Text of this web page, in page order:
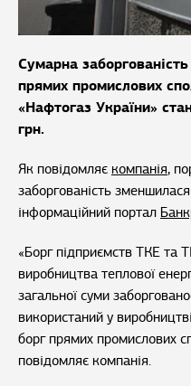
Сумарна
прямих промислових
«Нафтогаз України»
грн.
Як повідомляє компанія,
заборгованість
інформаційний портал
«Борг підприємств ТКЕ та
виробництва теплової
загальної суми
використаний у
борг прямих промислових
повідомляє компанія.